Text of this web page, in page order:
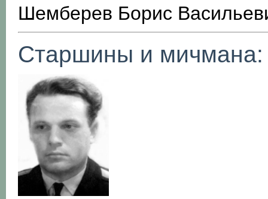
Шемберев Борис
Старшины и мичмана: